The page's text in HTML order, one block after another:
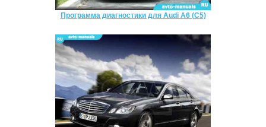
Программа диагностики для Audi A6 (C5)